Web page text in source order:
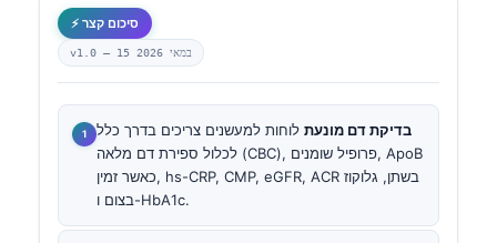
⚡ סיכום קצר
v1.0 — 15 במאי 2026
בדיקת דם מונעת לוחות למעשנים צריכים בדרך כלל
לכלול ספירת דם מלאה (CBC), פרופיל שומנים, ApoB
כאשר זמין, hs-CRP, CMP, eGFR, ACR בשתן, גלוקוז
בצום ו-HbA1c.